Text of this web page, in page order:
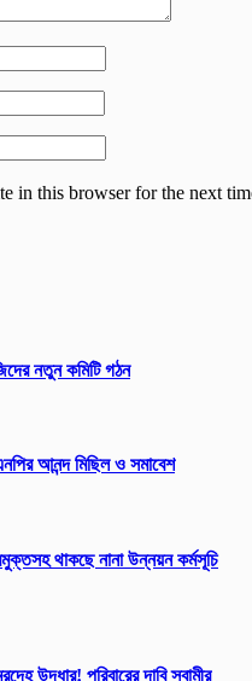
in this browser for the next
নতুন কমিটি গঠন
আনন্দ মিছিল ও সমাবেশ
থাকছে নানা উন্নয়ন কর্মসূচি
উদ্ধার! পরিবারের দাবি স্বামীর